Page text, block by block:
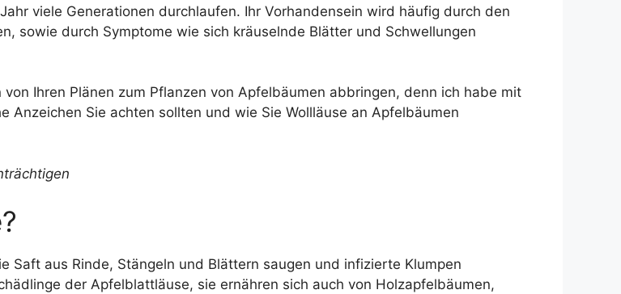
viele Generationen durchlaufen. Ihr Vorhandensein wird häufig durch den
sowie durch Symptome wie sich kräuselnde Blätter und Schwellungen
Ihren Plänen zum Pflanzen von Apfelbäumen abbringen, denn ich habe mit
Sie achten sollten und wie Sie Wollläuse an Apfelbäumen
Saft aus Rinde, Stängeln und Blättern saugen und infizierte Klumpen
der Apfelblattläuse, sie ernähren sich auch von Holzapfelbäumen,